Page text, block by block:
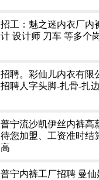
招工：魅之迷内衣厂内
计 设计师 刀车 等多个
招聘。彩仙儿内衣有限
招聘人字头脚-扎骨-扎
普宁流沙凯伊丝内裤高
待您加盟、工资准时结
高
普宁内裤工厂招聘 曼仙